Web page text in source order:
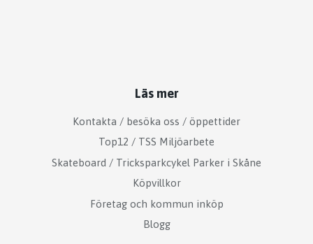
Läs mer
Kontakta / besöka oss / öppettider
Top12 / TSS Miljöarbete
Skateboard / Tricksparkcykel Parker i Skåne
Köpvillkor
Företag och kommun inköp
Blogg